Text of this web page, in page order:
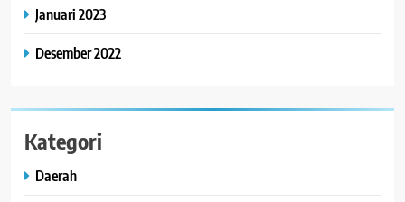
Januari 2023
Desember 2022
Kategori
Daerah